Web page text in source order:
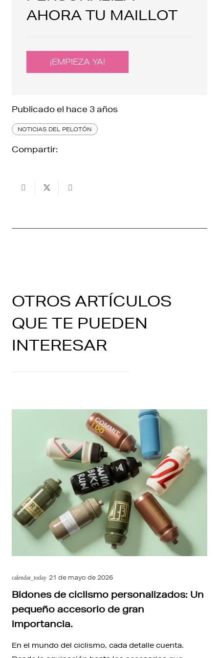
AHORA TU MAILLOT
¡EMPIEZA YA!
Publicado el hace 3 años
NOTICIAS DEL PELOTÓN
Compartir:
OTROS ARTÍCULOS
QUE TE PUEDEN
INTERESAR
calendar_today 21 de mayo de 2026
Bidones de ciclismo personalizados: Un
pequeño accesorio de gran
importancia.
En el mundo del ciclismo, cada detalle cuenta.